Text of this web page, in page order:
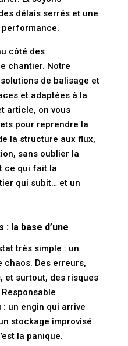
délais serrés et une
côté des
chantier. Notre
de balisage et
et adaptées à la
article, on vous
pour reprendre la
la structure aux flux,
sans oublier la
ce qui fait la
qui subit… et un
la base d’une
très simple : un
chaos. Des erreurs,
et surtout, des risques
Responsable
: un engin qui arrive
stockage improvisé
la panique.